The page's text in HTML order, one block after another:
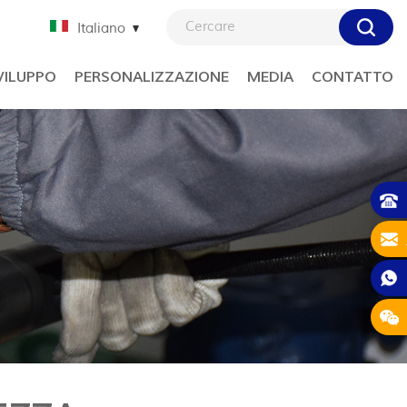
Italiano
PERSONALIZZAZIONE MEDIA CONTATTO